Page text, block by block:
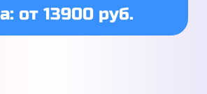
от 13900 руб.